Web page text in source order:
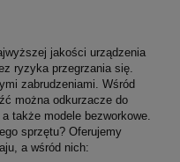
jakości urządzenia
ryzyka przegrzania się.
zabrudzeniami. Wśród
można odkurzacze do
także modele bezworkowe.
sprzętu? Oferujemy
a wśród nich: